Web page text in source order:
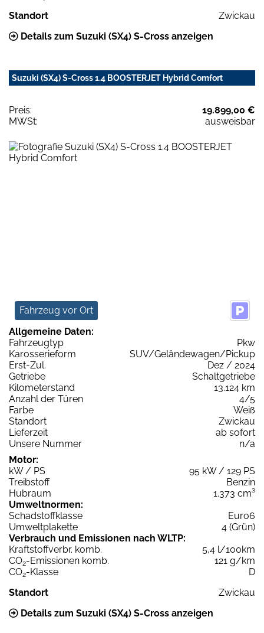
Standort
Zwickau
Details zum Suzuki (SX4) S-Cross anzeigen
Suzuki (SX4) S-Cross 1.4 BOOSTERJET Hybrid Comfort
Preis:
19.899,00 €
MWSt:
ausweisbar
Fahrzeug vor Ort
Allgemeine Daten:
Fahrzeugtyp
Pkw
Karosserieform
SUV/Geländewagen/Pickup
Erst-Zul.
Dez / 2024
Getriebe
Schaltgetriebe
Kilometerstand
13.124 km
Anzahl der Türen
4/5
Farbe
Weiß
Standort
Zwickau
Lieferzeit
ab sofort
Unsere Nummer
n/a
Motor:
kW / PS
95 kW / 129 PS
Treibstoff
Benzin
Hubraum
1.373 cm³
Umweltnormen:
Schadstoffklasse
Euro6
Umweltplakette
4 (Grün)
Verbrauch und Emissionen nach WLTP:
Kraftstoffverbr. komb.
5,4 l/100km
CO2-Emissionen komb.
121 g/km
CO2-Klasse
D
Standort
Zwickau
Details zum Suzuki (SX4) S-Cross anzeigen